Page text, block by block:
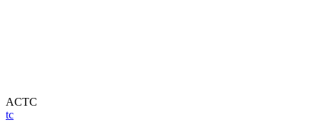
ACTC
tc